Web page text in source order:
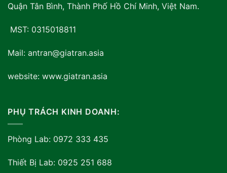
Quận Tân Bình, Thành Phố Hồ Chí Minh, Việt Nam.
MST: 0315018811
Mail: antran@giatran.asia
website: www.giatran.asia
PHỤ TRÁCH KINH DOANH:
Phòng Lab: 0972 333 435
Thiết Bị Lab: 0925 251 688